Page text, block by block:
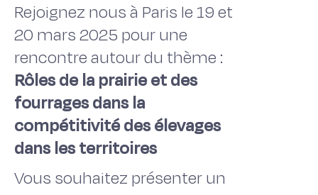
Rejoignez nous à Paris le 19 et
20 mars 2025 pour une
rencontre autour du thème :
Rôles de la prairie et des
fourrages dans la
compétitivité des élevages
dans les territoires
Vous souhaitez présenter un